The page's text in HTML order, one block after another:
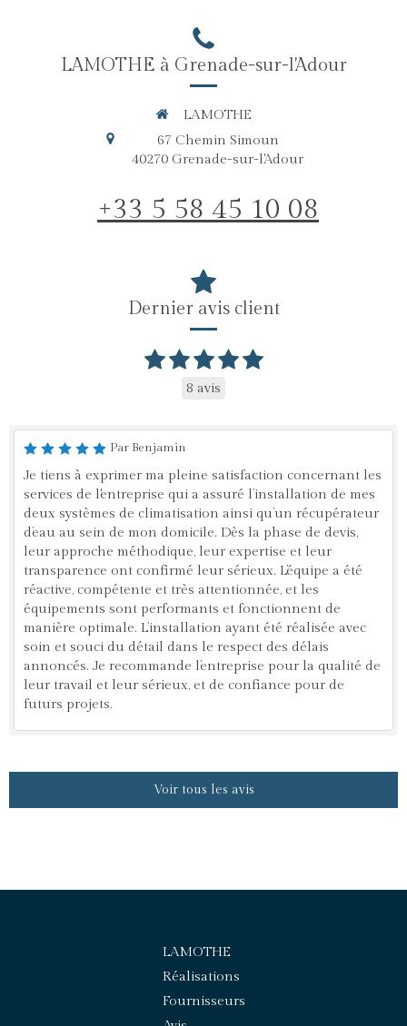
LAMOTHE à Grenade-sur-l'Adour
LAMOTHE
67 Chemin Simoun
40270 Grenade-sur-l'Adour
+33 5 58 45 10 08
Dernier avis client
8 avis
Par Benjamin
Je tiens à exprimer ma pleine satisfaction concernant les
services de l'entreprise qui a assuré l’installation de mes
deux systèmes de climatisation ainsi qu’un récupérateur
d’eau au sein de mon domicile. Dès la phase de devis,
leur approche méthodique, leur expertise et leur
transparence ont confirmé leur sérieux. L’équipe a été
réactive, compétente et très attentionnée, et les
équipements sont performants et fonctionnent de
manière optimale. L’installation ayant été réalisée avec
soin et souci du détail dans le respect des délais
annoncés. Je recommande l’entreprise pour la qualité de
leur travail et leur sérieux, et de confiance pour de
futurs projets.
Voir tous les avis
LAMOTHE
Réalisations
Fournisseurs